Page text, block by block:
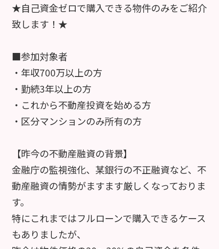
★自己資金ゼロで購入できる物件のみをご紹介
致します！★
■参加対象者
・年収700万以上の方
・勤続3年以上の方
・これから不動産投資を始める方
・区分マンションのみ所有の方
【昨今の不動産融資の背景】
金融庁の監視強化、某銀行の不正融資など、不
動産融資の情勢がますます厳しくなっておりま
す。
特にこれまではフルローンで購入できるケース
もありましたが、